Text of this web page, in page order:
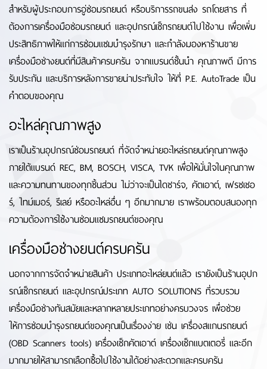
สำหรับผู้ประกอบการอู่ซ่อมรถยนต์ หรือบริการรถขนส่ง รถโดยสาร ที่
ต้องการเครื่องมือซ่อมรถยนต์ และอุปกรณ์เช็กรถยนต์ไปใช้งาน เพื่อเพิ่ม
ประสิทธิภาพให้แก่การซ่อมแซมบำรุงรักษา และกำลังมองหาร้านขาย
เครื่องมือช่างยนต์ที่มีสินค้าครบครัน จากแบรนด์ชั้นนำ คุณภาพดี มีการ
รับประกัน และบริการหลังการขายน่าประทับใจ ให้ที่ P.E. AutoTrade เป็น
คำตอบของคุณ
อะไหล่คุณภาพสูง
เราเป็นร้านอุปกรณ์ซ่อมรถยนต์ ที่จัดจำหน่ายอะไหล่รถยนต์คุณภาพสูง
ภายใต้แบรนด์ REC, BM, BOSCH, VISCA, TVK เพื่อให้มั่นใจในคุณภาพ
และความทนทานของทุกชิ้นส่วน ไม่ว่าจะเป็นไดชาร์จ, คัตเอาต์, เฟรชเชอ
ร์, ไทม์เมอร์, รีเลย์ หรืออะไหล่อื่น ๆ อีกมากมาย เราพร้อมตอบสนองทุก
ความต้องการใช้งานซ่อมแซมรถยนต์ของคุณ
เครื่องมือช่างยนต์ครบครัน
นอกจากการจัดจำหน่ายสินค้า ประเภทอะไหล่ยนต์แล้ว เรายังเป็นร้านอุปก
รณ์เช็กรถยนต์ และอุปกรณ์ประเภท AUTO SOLUTIONS ที่รวบรวม
เครื่องมือช่างทันสมัยและหลากหลายประเภทอย่างครบวงจร เพื่อช่วย
ให้การซ่อมบำรุงรถยนต์ของคุณเป็นเรื่องง่าย เช่น เครื่องสแกนรถยนต์
(OBD Scanners tools) เครื่องเช็กคัตเอาต์ เครื่องเช็กแบตเตอรี่ และอีก
มากมายให้สามารถเลือกซื้อไปใช้งานได้อย่างสะดวกและครบครัน